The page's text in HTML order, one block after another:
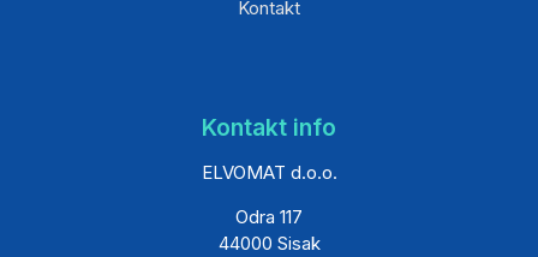
Kontakt
Kontakt info
ELVOMAT d.o.o.
Odra 117
44000 Sisak